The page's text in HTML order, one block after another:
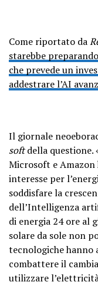
Come riportato da
starebbe
che prevede un
addestrare l’AI
Il giornale
softdella questione.
Microsoft e
interesse per
soddisfare la
dell’Intelligenza
di energia 24 ore al
solare da sole non
tecnologiche hanno
combattere il
utilizzare